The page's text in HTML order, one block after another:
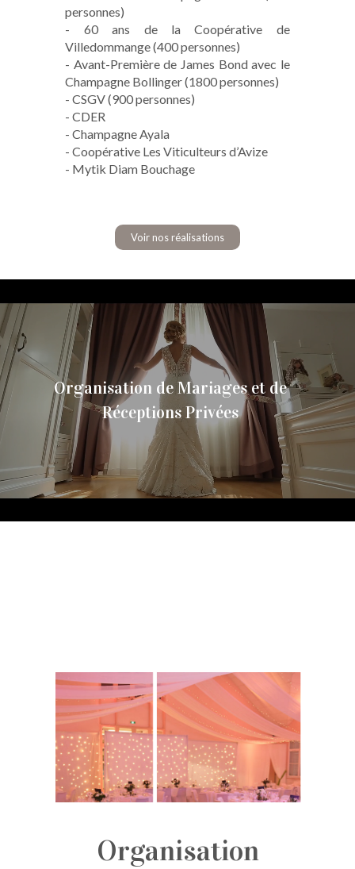
personnes)
- 60 ans de la Coopérative de
Villedommange (400 personnes)
- Avant-Première de James Bond avec le
Champagne Bollinger (1800 personnes)
- CSGV (900 personnes)
- CDER
- Champagne Ayala
- Coopérative Les Viticulteurs d’Avize
- Mytik Diam Bouchage
Voir nos réalisations
Organisation de Mariages et de
Réceptions Privées
Organisation